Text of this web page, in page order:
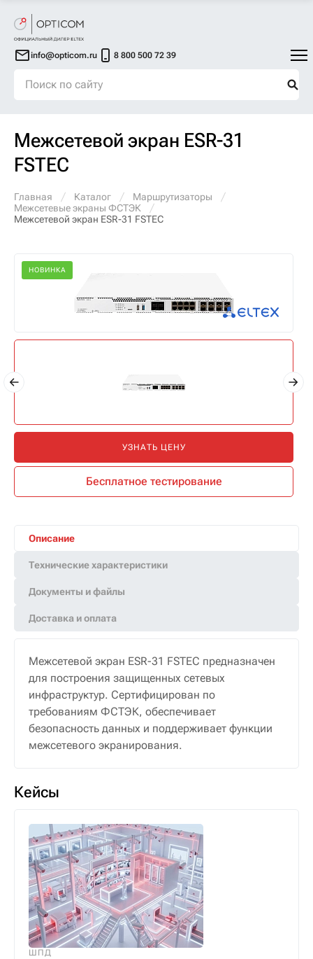
info@opticom.ru 8 800 500 72 39
Межсетевой экран ESR-31
FSTEC
Главная Каталог
Маршрутизаторы
Межсетевые экраны ФСТЭК
Межсетевой экран ESR-31 FSTEC
НОВИНКА
УЗНАТЬ ЦЕНУ
Бесплатное тестирование
Описание
Технические характеристики
Документы и файлы
Доставка и оплата
Межсетевой экран ESR-31 FSTEC предназначен
для построения защищенных сетевых
инфраструктур. Сертифицирован по
требованиям ФСТЭК, обеспечивает
безопасность данных и поддерживает функции
межсетевого экранирования.
Кейсы
ШПД